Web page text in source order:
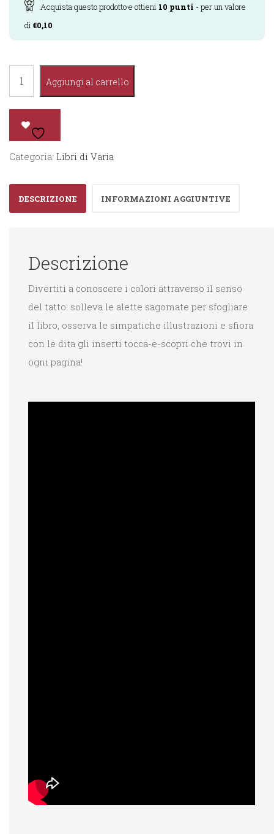
Acquista questo prodotto e ottieni 10 punti - per un valore
di €0,10
Scopri
Colori
quantità
Aggiungi al carrello
Categoria: Libri di Varia
DESCRIZIONE INFORMAZIONI AGGIUNTIVE
Descrizione
Divertiti a conoscere i colori attraverso il senso
del tatto: solleva le alette sagomate per sfogliare
il libro, osserva le simpatiche illustrazioni e sfiora
con le dita gli inserti tocca-e-scopri che trovi in
ogni pagina!